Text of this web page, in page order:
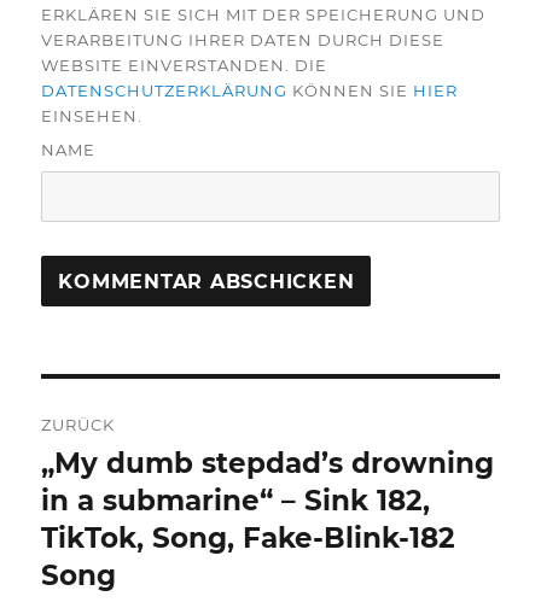
ERKLÄREN SIE SICH MIT DER SPEICHERUNG UND
VERARBEITUNG IHRER DATEN DURCH DIESE
WEBSITE EINVERSTANDEN. DIE
DATENSCHUTZERKLÄRUNG KÖNNEN SIE HIER
EINSEHEN.
NAME
ZURÜCK
Vorheriger
Beitrag:
„My dumb stepdad’s drowning
in a submarine“ – Sink 182,
TikTok, Song, Fake-Blink-182
Song